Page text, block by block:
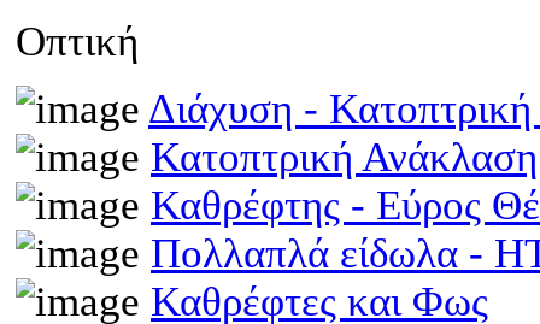
Οπτική
Διάχυση -
Κατοπτρική
Καθρέφτης - Εύρος
Πολλαπλά είδωλα -
Καθρέφτες και Φως